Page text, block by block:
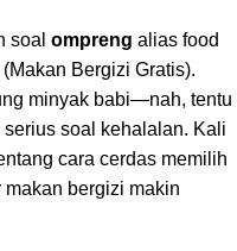
soal ompreng alias food
Bergizi Gratis).
minyak babi—nah, tentu
soal kehalalan. Kali
cara cerdas memilih
bergizi makin